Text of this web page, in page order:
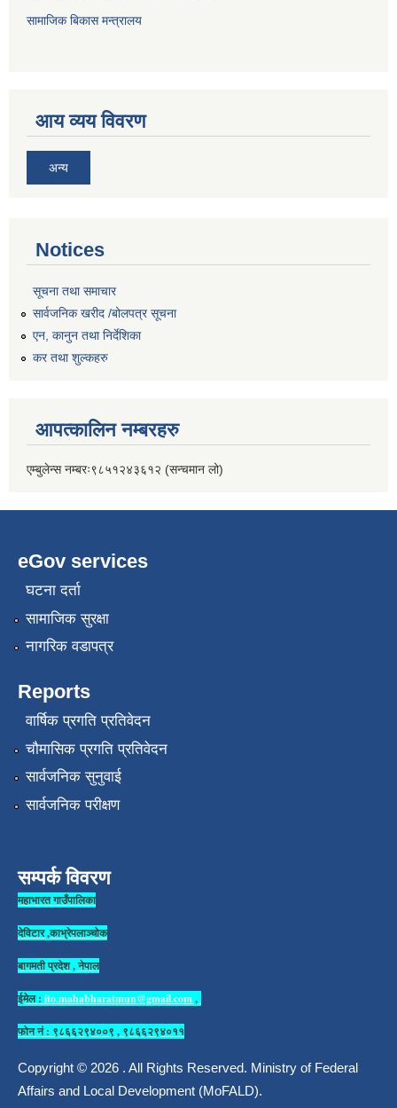
सामाजिक बिकास मन्त्रालय
आय व्यय विवरण
अन्य
Notices
सूचना तथा समाचार
सार्वजनिक खरीद /बोलपत्र सूचना
एन, कानुन तथा निर्देशिका
कर तथा शुल्कहरु
आपत्कालिन नम्बरहरु
एम्बुलेन्स नम्बरः९८५१२४३६१२ (सन्चमान लो)
eGov services
घटना दर्ता
सामाजिक सुरक्षा
नागरिक वडापत्र
Reports
वार्षिक प्रगति प्रतिवेदन
चौमासिक प्रगति प्रतिवेदन
सार्वजनिक सुनुवाई
सार्वजनिक परीक्षण
सम्पर्क विवरण
महाभारत गाउँपालिका
देविटार ,काभ्रेपलाञ्चोक
बागमती प्रदेश , नेपाल
ईमेल : ito.mahabharatmun@gmail.com,
फोन नं : ९८६६२९४००९ , ९८६६२९४०११
Copyright © 2026 . All Rights Reserved. Ministry of Federal
Affairs and Local Development (MoFALD).